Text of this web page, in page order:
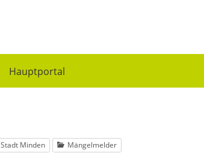
Hauptportal
Stadt Minden Mängelmelder